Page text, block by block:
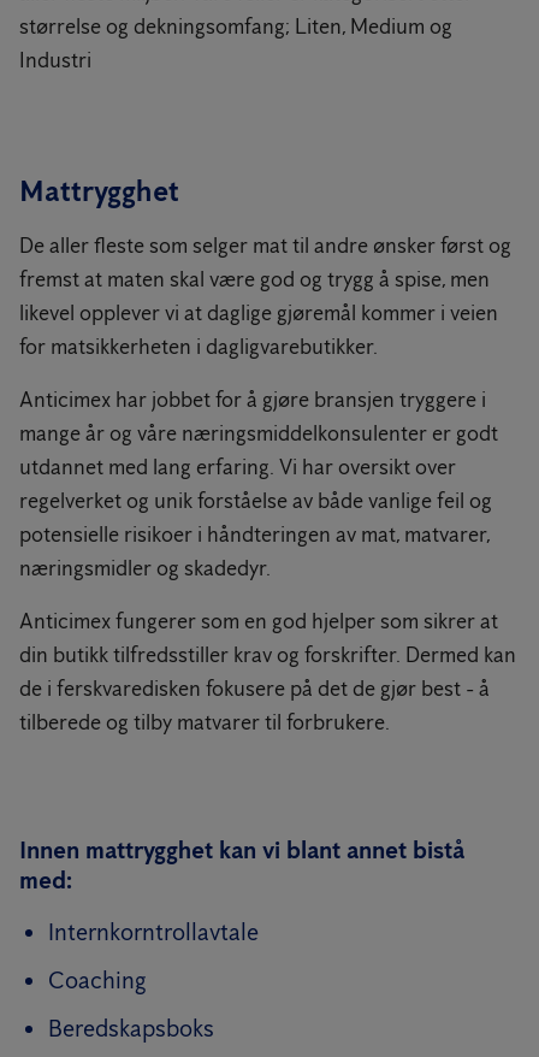
størrelse og dekningsomfang; Liten, Medium og
Industri
Mattrygghet
De aller fleste som selger mat til andre ønsker først og
fremst at maten skal være god og trygg å spise, men
likevel opplever vi at daglige gjøremål kommer i veien
for matsikkerheten i dagligvarebutikker.
Anticimex har jobbet for å gjøre bransjen tryggere i
mange år og våre næringsmiddelkonsulenter er godt
utdannet med lang erfaring. Vi har oversikt over
regelverket og unik forståelse av både vanlige feil og
potensielle risikoer i håndteringen av mat, matvarer,
næringsmidler og skadedyr.
Anticimex fungerer som en god hjelper som sikrer at
din butikk tilfredsstiller krav og forskrifter. Dermed kan
de i ferskvaredisken fokusere på det de gjør best - å
tilberede og tilby matvarer til forbrukere.
Innen mattrygghet kan vi blant annet bistå
med:
Internkorntrollavtale
Coaching
Beredskapsboks